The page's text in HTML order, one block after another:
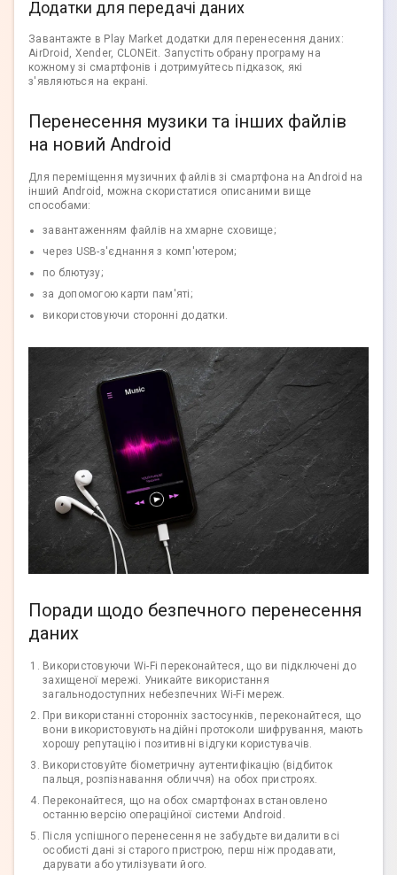
Додатки для передачі даних
Завантажте в Play Market додатки для перенесення даних:
AirDroid, Xender, CLONEit. Запустіть обрану програму на
кожному зі смартфонів і дотримуйтесь підказок, які
з'являються на екрані.
Перенесення музики та інших файлів
на новий Android
Для переміщення музичних файлів зі смартфона на Android на
інший Android, можна скористатися описаними вище
способами:
завантаженням файлів на хмарне сховище;
через USB-з'єднання з комп'ютером;
по блютузу;
за допомогою карти пам'яті;
використовуючи сторонні додатки.
Поради щодо безпечного перенесення
даних
Використовуючи Wi-Fi переконайтеся, що ви підключені до
захищеної мережі. Уникайте використання
загальнодоступних небезпечних Wi-Fi мереж.
При використанні сторонніх застосунків, переконайтеся, що
вони використовують надійні протоколи шифрування, мають
хорошу репутацію і позитивні відгуки користувачів.
Використовуйте біометричну аутентифікацію (відбиток
пальця, розпізнавання обличчя) на обох пристроях.
Переконайтеся, що на обох смартфонах встановлено
останню версію операційної системи Android.
Після успішного перенесення не забудьте видалити всі
особисті дані зі старого пристрою, перш ніж продавати,
дарувати або утилізувати його.